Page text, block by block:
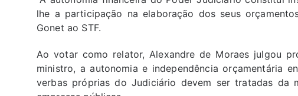
lhe a participação na elaboração dos seus
Gonet ao STF.
Ao votar como relator, Alexandre de Moraes julgou
ministro, a autonomia e independência orçamentária
verbas próprias do Judiciário devem ser tratadas da